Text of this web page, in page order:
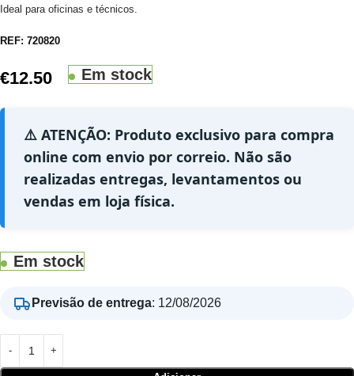
Ideal para oficinas e técnicos.
REF: 720820
€12.50 Em stock
⚠️ ATENÇÃO: Produto exclusivo para compra
online com envio por correio. Não são
realizadas entregas, levantamentos ou
vendas em loja física.
Em stock
Previsão de entrega: 12/08/2026